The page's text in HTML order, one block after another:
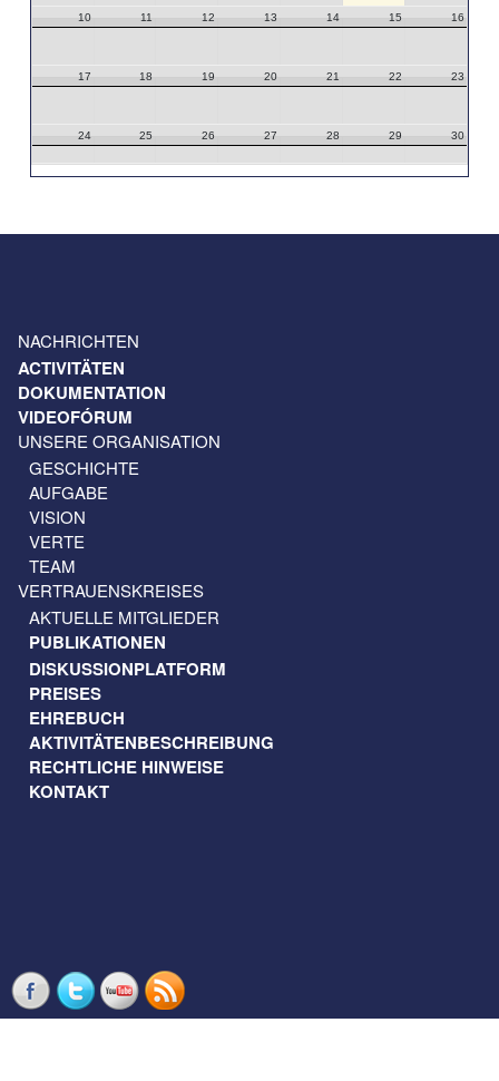
10 11 12 13 14 15 16
17 18 19 20 21 22 23
24 25 26 27 28 29 30
NACHRICHTEN
ACTIVITÄTEN
DOKUMENTATION
VIDEOFÓRUM
UNSERE ORGANISATION
GESCHICHTE
AUFGABE
VISION
VERTE
TEAM
VERTRAUENSKREISES
AKTUELLE MITGLIEDER
PUBLIKATIONEN
DISKUSSIONPLATFORM
PREISES
EHREBUCH
AKTIVITÄTENBESCHREIBUNG
RECHTLICHE HINWEISE
KONTAKT